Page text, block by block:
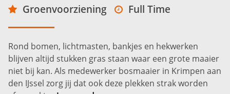
Groenvoorziening
Full Time
VMBO
€2.700 - €3.400
Rond bomen, lichtmasten, bankjes en hekwerken
blijven altijd stukken gras staan waar een grote maaier
niet bij kan. Als medewerker bosmaaier in Krimpen aan
den IJssel zorg jij dat ook deze plekken strak worden